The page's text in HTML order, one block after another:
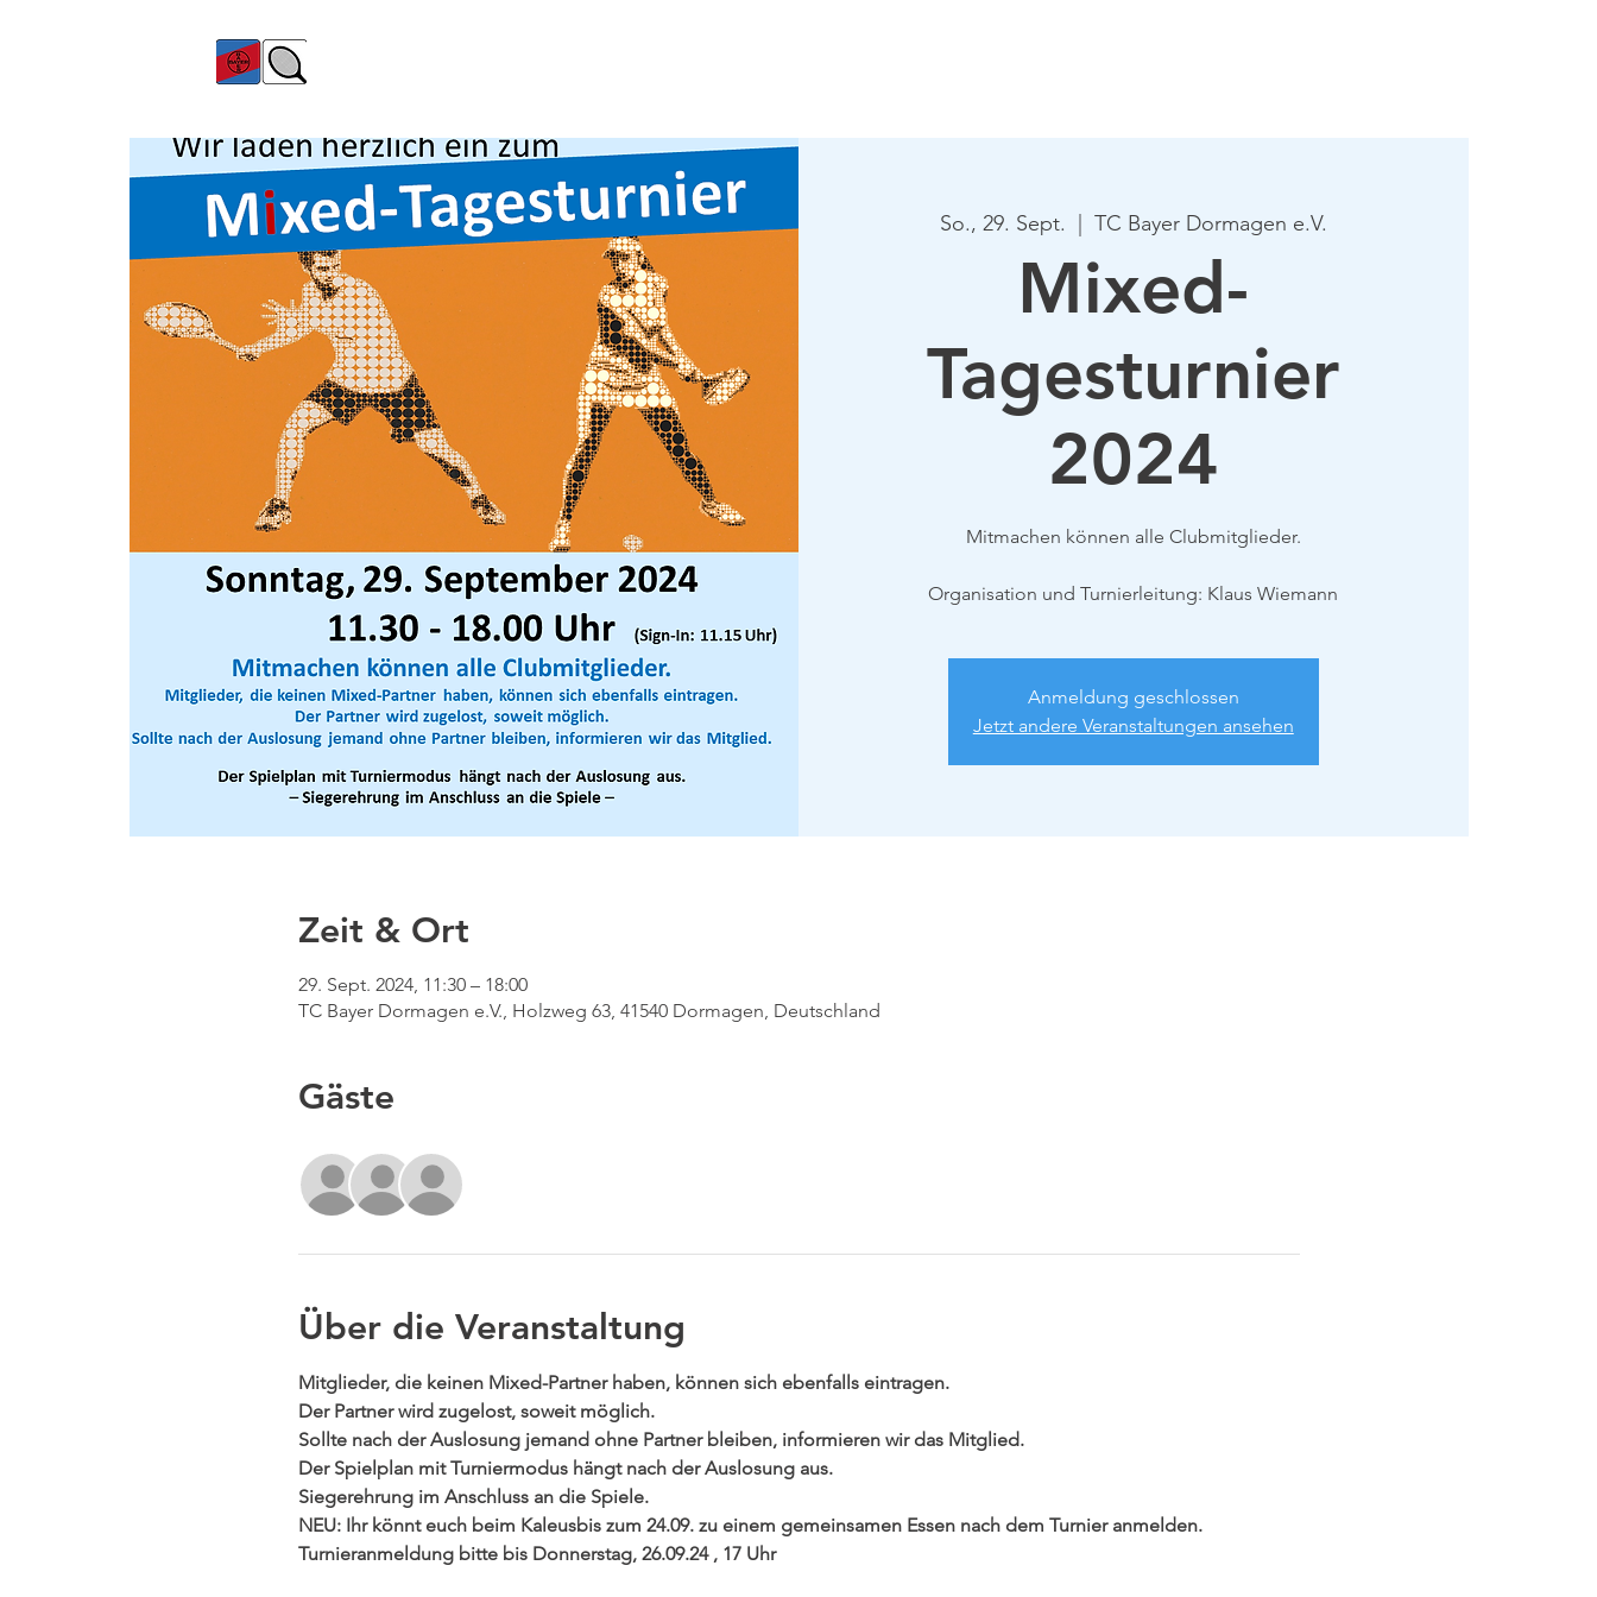
So., 29. Sept. TC Bayer Dormagen e.V.
Mixed-
Tagesturnier
2024
Mitmachen können alle Clubmitglieder.
Organisation und Turnierleitung: Klaus Wiemann
Anmeldung geschlossen
Jetzt andere Veranstaltungen ansehen
Zeit & Ort
29. Sept. 2024, 11:30 – 18:00
TC Bayer Dormagen e.V., Holzweg 63, 41540 Dormagen, Deutschland
Gäste
Über die Veranstaltung
Mitglieder, die keinen Mixed-Partner haben, können sich ebenfalls eintragen.
Der Partner wird zugelost, soweit möglich.
Sollte nach der Auslosung jemand ohne Partner bleiben, informieren wir das Mitglied.
Der Spielplan mit Turniermodus hängt nach der Auslosung aus.
Siegerehrung im Anschluss an die Spiele.
NEU: Ihr könnt euch beim Kaleusbis zum 24.09. zu einem gemeinsamen Essen nach dem Turnier anmelden.
Turnieranmeldung bitte bis Donnerstag, 26.09.24 , 17 Uhr